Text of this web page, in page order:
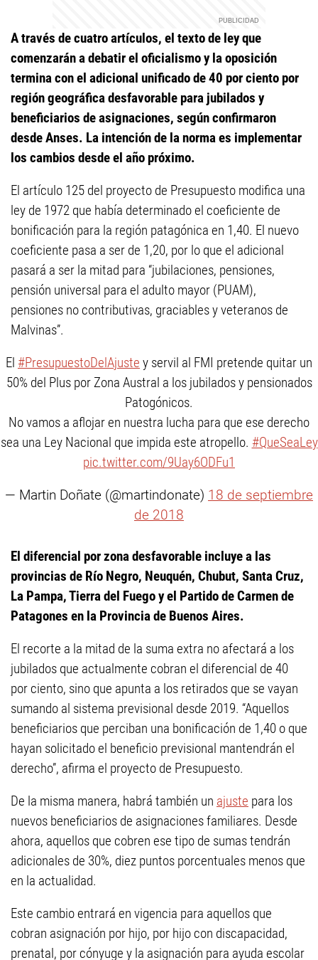
A través de cuatro artículos, el texto de ley que
comenzarán a debatir el oficialismo y la oposición
termina con el adicional unificado de 40 por ciento por
región geográfica desfavorable para jubilados y
beneficiarios de asignaciones, según confirmaron
desde Anses. La intención de la norma es implementar
los cambios desde el año próximo.
El artículo 125 del proyecto de Presupuesto modifica una
ley de 1972 que había determinado el coeficiente de
bonificación para la región patagónica en 1,40. El nuevo
coeficiente pasa a ser de 1,20, por lo que el adicional
pasará a ser la mitad para “jubilaciones, pensiones,
pensión universal para el adulto mayor (PUAM),
pensiones no contributivas, graciables y veteranos de
Malvinas”.
El #PresupuestoDelAjuste y servil al FMI pretende quitar un
50% del Plus por Zona Austral a los jubilados y pensionados
Patogónicos.
No vamos a aflojar en nuestra lucha para que ese derecho
sea una Ley Nacional que impida este atropello. #QueSeaLey
pic.twitter.com/9Uay6ODFu1
— Martin Doñate (@martindonate) 18 de septiembre
de 2018
El diferencial por zona desfavorable incluye a las
provincias de Río Negro, Neuquén, Chubut, Santa Cruz,
La Pampa, Tierra del Fuego y el Partido de Carmen de
Patagones en la Provincia de Buenos Aires.
El recorte a la mitad de la suma extra no afectará a los
jubilados que actualmente cobran el diferencial de 40
por ciento, sino que apunta a los retirados que se vayan
sumando al sistema previsional desde 2019. “Aquellos
beneficiarios que perciban una bonificación de 1,40 o que
hayan solicitado el beneficio previsional mantendrán el
derecho”, afirma el proyecto de Presupuesto.
De la misma manera, habrá también un ajuste para los
nuevos beneficiarios de asignaciones familiares. Desde
ahora, aquellos que cobren ese tipo de sumas tendrán
adicionales de 30%, diez puntos porcentuales menos que
en la actualidad.
Este cambio entrará en vigencia para aquellos que
cobran asignación por hijo, por hijo con discapacidad,
prenatal, por cónyuge y la asignación para ayuda escolar